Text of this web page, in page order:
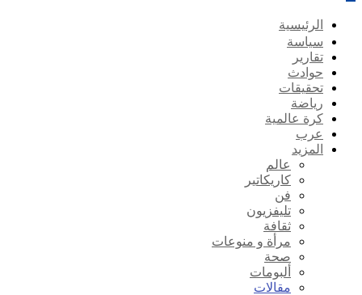
الرئيسية
سياسة
تقارير
حوادث
تحقيقات
رياضة
كرة عالمية
عرب
المزيد
عالم
كاريكاتير
فن
تليفزيون
ثقافة
مرأة و منوعات
صحة
ألبومات
مقالات